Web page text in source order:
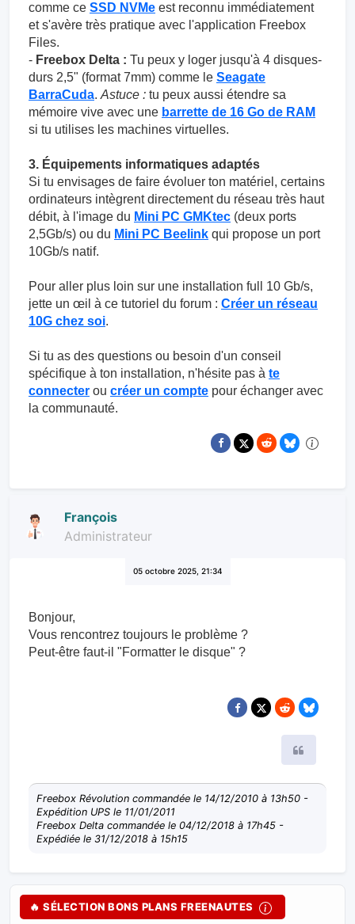
comme ce SSD NVMe est reconnu immédiatement
et s'avère très pratique avec l'application Freebox
Files.
- Freebox Delta : Tu peux y loger jusqu'à 4 disques-
durs 2,5" (format 7mm) comme le Seagate
BarraCuda. Astuce : tu peux aussi étendre sa
mémoire vive avec une barrette de 16 Go de RAM
si tu utilises les machines virtuelles.
3. Équipements informatiques adaptés
Si tu envisages de faire évoluer ton matériel, certains
ordinateurs intègrent directement du réseau très haut
débit, à l'image du Mini PC GMKtec (deux ports
2,5Gb/s) ou du Mini PC Beelink qui propose un port
10Gb/s natif.
Pour aller plus loin sur une installation full 10 Gb/s,
jette un œil à ce tutoriel du forum : Créer un réseau
10G chez soi.
Si tu as des questions ou besoin d'un conseil
spécifique à ton installation, n'hésite pas à te
connecter ou créer un compte pour échanger avec
la communauté.
François
Administrateur
05 octobre 2025, 21:34
Bonjour,
Vous rencontrez toujours le problème ?
Peut-être faut-il "Formatter le disque" ?
Freebox Révolution commandée le 14/12/2010 à 13h50 -
Expédition UPS le 11/01/2011
Freebox Delta commandée le 04/12/2018 à 17h45 -
Expédiée le 31/12/2018 à 15h15
🔥 SÉLECTION BONS PLANS FREENAUTES